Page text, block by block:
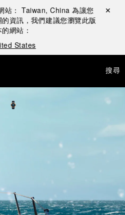
站： Taiwan, China 為讓您
資訊，我們建議您瀏覽此版
網站：
States
關閉 ✕
搜尋